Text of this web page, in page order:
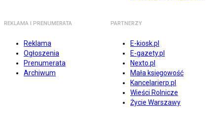
REKLAMA I PRENUMERATA
Reklama
Ogłoszenia
Prenumerata
Archiwum
PARTNERZY
E-kiosk.pl
E-gazety.pl
Nexto.pl
Mała księgowość
Kancelarierp.pl
Wieści Rolnicze
Życie Warszawy